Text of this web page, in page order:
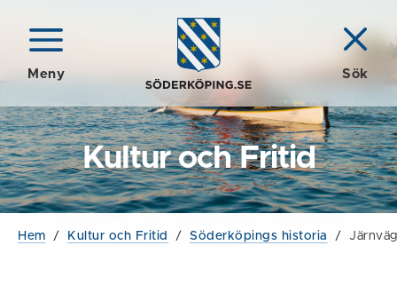
Meny Sök
Kultur och Fritid
Hem / Kultur och Fritid / Söderköpings historia /